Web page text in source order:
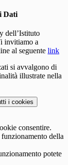
Dati
dell’Istituto
invitiamo a
al seguente link
si avvalgono di
illustrate nella
i cookies
consentire.
della
potete